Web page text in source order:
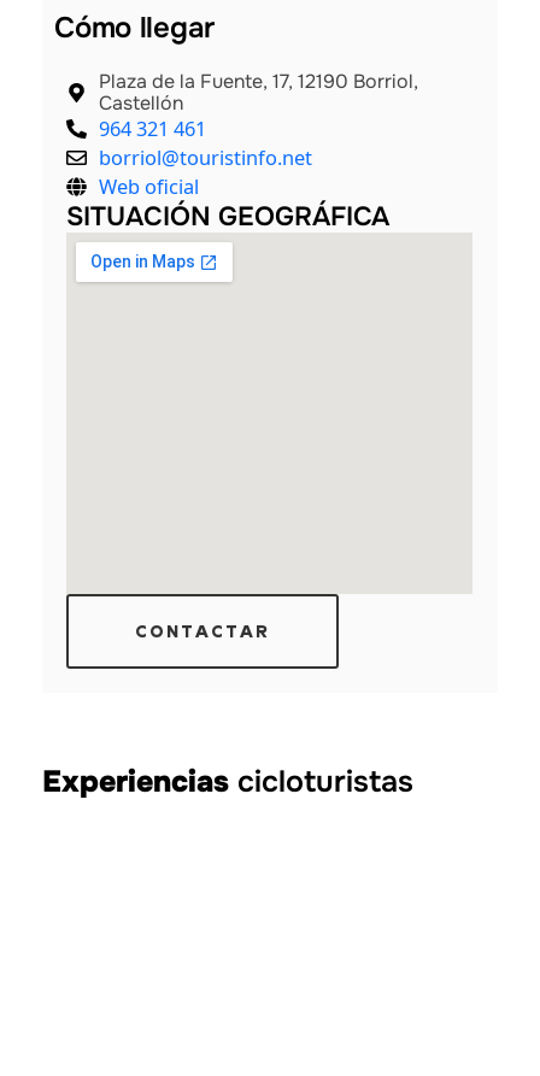
Cómo llegar
Plaza de la Fuente, 17, 12190 Borriol,
Castellón
964 321 461
borriol@touristinfo.net
Web oficial
SITUACIÓN GEOGRÁFICA
CONTACTAR
Experiencias cicloturistas